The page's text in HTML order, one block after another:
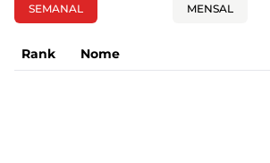
SEMANAL MENSAL
Rank Nome